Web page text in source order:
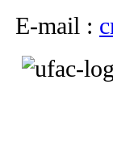
E-mail :